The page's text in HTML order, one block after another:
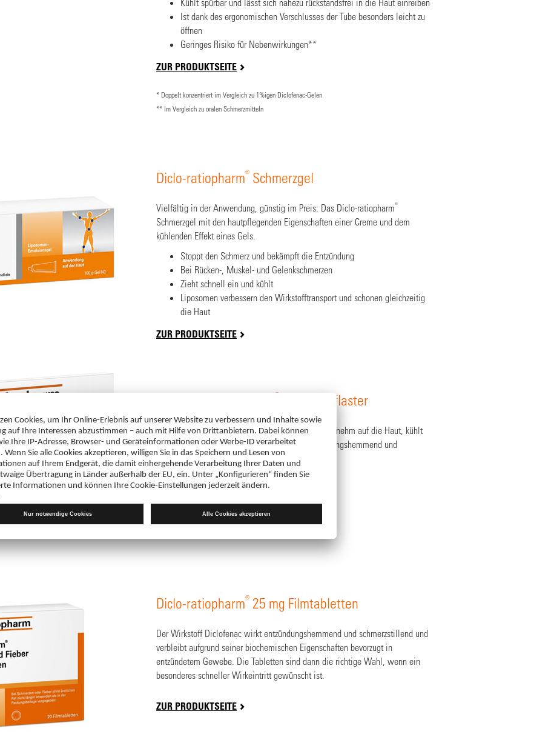
Ist dank des ergonomischen Verschlusses der Tube besonders leicht zu
öffnen
Geringes Risiko für Nebenwirkungen**
ZUR PRODUKTSEITE
* Doppelt konzentriert im Vergleich zu 1%igen Diclofenac-Gelen
** Im Vergleich zu oralen Schmerzmitteln
Diclo-ratiopharm® Schmerzgel
Vielfältig in der Anwendung, günstig im Preis: Das Diclo-ratiopharm®
Schmerzgel mit den hautpflegenden Eigenschaften einer Creme und dem
kühlenden Effekt eines Gels.
Stoppt den Schmerz und bekämpft die Entzündung
Bei Rücken-, Muskel- und Gelenkschmerzen
Zieht schnell ein und kühlt
Liposomen verbessern den Wirkstofftransport und schonen gleichzeitig
die Haut
ZUR PRODUKTSEITE
® Schmerzpflaster
Schnell aufgeklebt, schmiegt sich das Pflaster angenehm auf die Haut, kühlt
langanhaltend und wirkt schmerzlindernd, entzündungshemmend und
abschwellend - bis zu 12 Stunden.
ZUR PRODUKTSEITE
Diclo-ratiopharm® 25 mg Filmtabletten
Der Wirkstoff Diclofenac wirkt entzündungshemmend und schmerzstillend und
verbleibt aufgrund seiner biochemischen Eigenschaften bevorzugt in
entzündetem Gewebe. Die Tabletten sind dann die richtige Wahl, wenn ein
besonderes schneller Wirkeintritt gewünscht ist.
ZUR PRODUKTSEITE